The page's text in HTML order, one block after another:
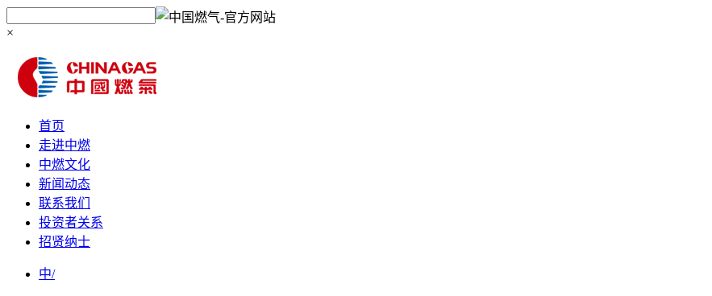
×
首页
走进中燃
中燃文化
新闻动态
联系我们
投资者关系
招贤纳士
中/